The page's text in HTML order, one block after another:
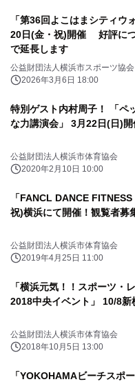
「第36回よこはまシティウ
20日(金・祝)開催 好評に
で延長します
公益財団法人横浜市スポーツ協会
2026年3月6日 18:00
特別ゲスト内村周子！ 「ペ
な力講演会」 3月22日(日)
公益財団法人横浜市体育協会
2020年2月10日 10:00
「FANCL DANCE
祝)横浜にて開催！観覧者募
公益財団法人横浜市体育協会
2019年4月25日 11:00
「横浜元気！！スポーツ・
2018中央イベント」 10/8新
公益財団法人横浜市体育協会
2018年10月5日 13:00
「YOKOHAMAビーチスポ